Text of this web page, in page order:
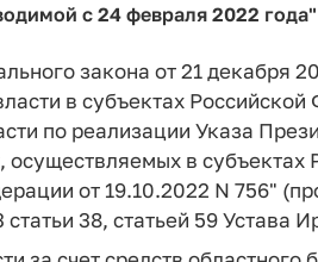
с 24 февраля 2022 года"
закона от 21 декабря
в субъектах
по реализации Указа
осуществляемых в
от 19.10.2022 N 756"
38, статьей 59 Устава